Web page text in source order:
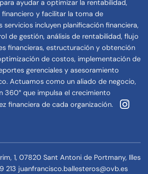
ayudar a optimizar la rentabilidad,
y facilitar la toma de
servicios incluyen planificación financiera,
de gestión, análisis de rentabilidad, flujo
financieras, estructuración y obtención
de costos, implementación de
gerenciales y asesoramiento
Actuamos como un aliado de negocio,
360° que impulsa el crecimiento
financiera de cada organización.
1, 07820 Sant Antoni de Portmany, Illes
213 juanfrancisco.ballesteros@ovb.es